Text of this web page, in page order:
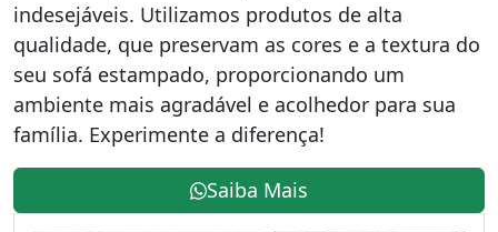
indesejáveis. Utilizamos produtos de alta
qualidade, que preservam as cores e a textura do
seu sofá estampado, proporcionando um
ambiente mais agradável e acolhedor para sua
família. Experimente a diferença!
Saiba Mais